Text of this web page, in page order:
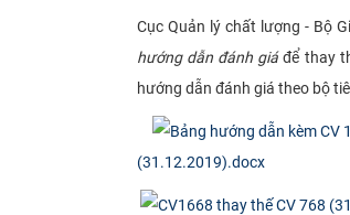
Cục Quản lý chất lượng - Bộ
hướng dẫn đánh giáđể thay
hướng dẫn đánh giá theo bộ
(31.12.2019).docx